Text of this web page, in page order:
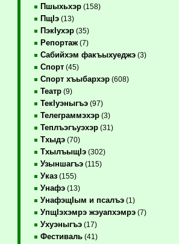
Пшыхьхэр(158)
ПщIэ(13)
ПэкIухэр(35)
Репортаж(7)
Сабийхэм факъыхуеджэ(3)
Спорт(45)
Спорт хъыбархэр(608)
Театр(9)
ТекIуэныгъэ(97)
Телеграммэхэр(3)
Теплъэгъуэхэр(31)
Тхыдэ(70)
ТхылъыщIэ(302)
Узыншагъэ(115)
Указ(155)
Унафэ(13)
УнафэщIым и псалъэ(1)
УпщIэхэмрэ жэуапхэмрэ(7)
Ухуэныгъэ(17)
Фестиваль(41)